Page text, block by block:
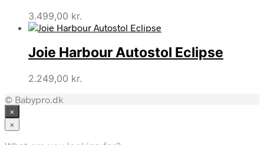
3.499,00 kr.
Joie Harbour Autostol Eclipse
2.249,00 kr.
© Babypro.dk
×
×